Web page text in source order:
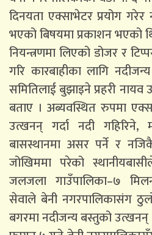
दिनयता एक्साभेटर प्रयोग
भएको बिषयमा प्रकाशन भएको
नियन्त्रणमा लिएको डोजर र
गरि कारबाहीका लागि
समितिलाई बुझाइने प्रहरी नायव
बताए । अब्यवस्थित रुपमा
उत्खनन् गर्दा नदी
बासस्थानमा असर पर्ने र
जोखिममा परेको
जलजला गाउँपालिका–७
सेवाले बेनी नगरपालिकासंग
बगरमा नदीजन्य बस्तुको